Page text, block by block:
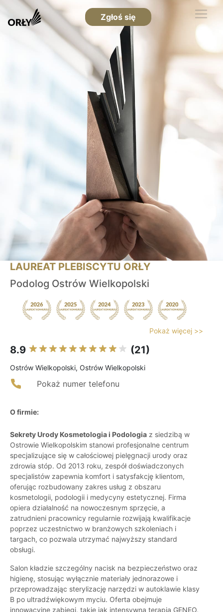
Zgłoś się
LAUREAT PLEBISCYTU ORŁY
Podolog Ostrów Wielkopolski
Pokaż więcej >>
8.9 (21)
Ostrów Wielkopolski, Ostrów Wielkopolski
Pokaż numer telefonu
O firmie:
Sekrety Urody Kosmetologia i Podologia z siedzibą w
Ostrowie Wielkopolskim stanowi profesjonalne centrum
specjalizujące się w całościowej pielęgnacji urody oraz
zdrowia stóp. Od 2013 roku, zespół doświadczonych
specjalistów zapewnia komfort i satysfakcję klientom,
oferując rozbudowany zakres usług z obszaru
kosmetologii, podologii i medycyny estetycznej. Firma
opiera działalność na nowoczesnym sprzęcie, a
zatrudnieni pracownicy regularnie rozwijają kwalifikacje
poprzez uczestnictwo w branżowych szkoleniach i
targach, co pozwala utrzymać najwyższy standard
obsługi.
Salon kładzie szczególny nacisk na bezpieczeństwo oraz
higienę, stosując wyłącznie materiały jednorazowe i
przeprowadzając sterylizację narzędzi w autoklawie klasy
B po ultradźwiękowym myciu. Oferta obejmuje
innowacyjne zabiegi, takie jak intensywna terapia GENEO,